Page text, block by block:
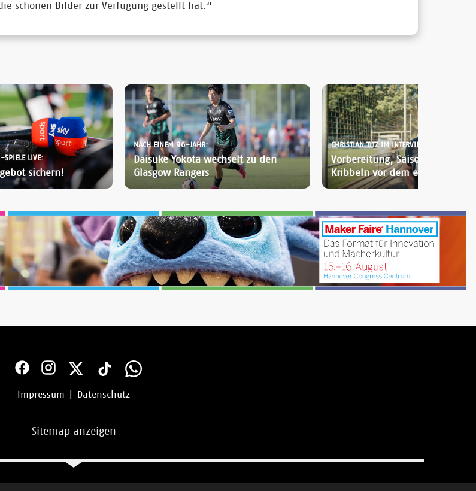
schönen Bilder zur Verfügung gestellt hat.“
SPIELE LIVE:
sichern!
NACH EINEM 96-JAHR:
Daisuke Yokota wechselt zu den
Glasgow Rangers
CHRISTIAN TITZ IM INTERVIEW:
Vorbereitung, Saisonstart und
Kribbeln vor dem ersten Spiel
Impressum Datenschutz
Sitemap anzeigen